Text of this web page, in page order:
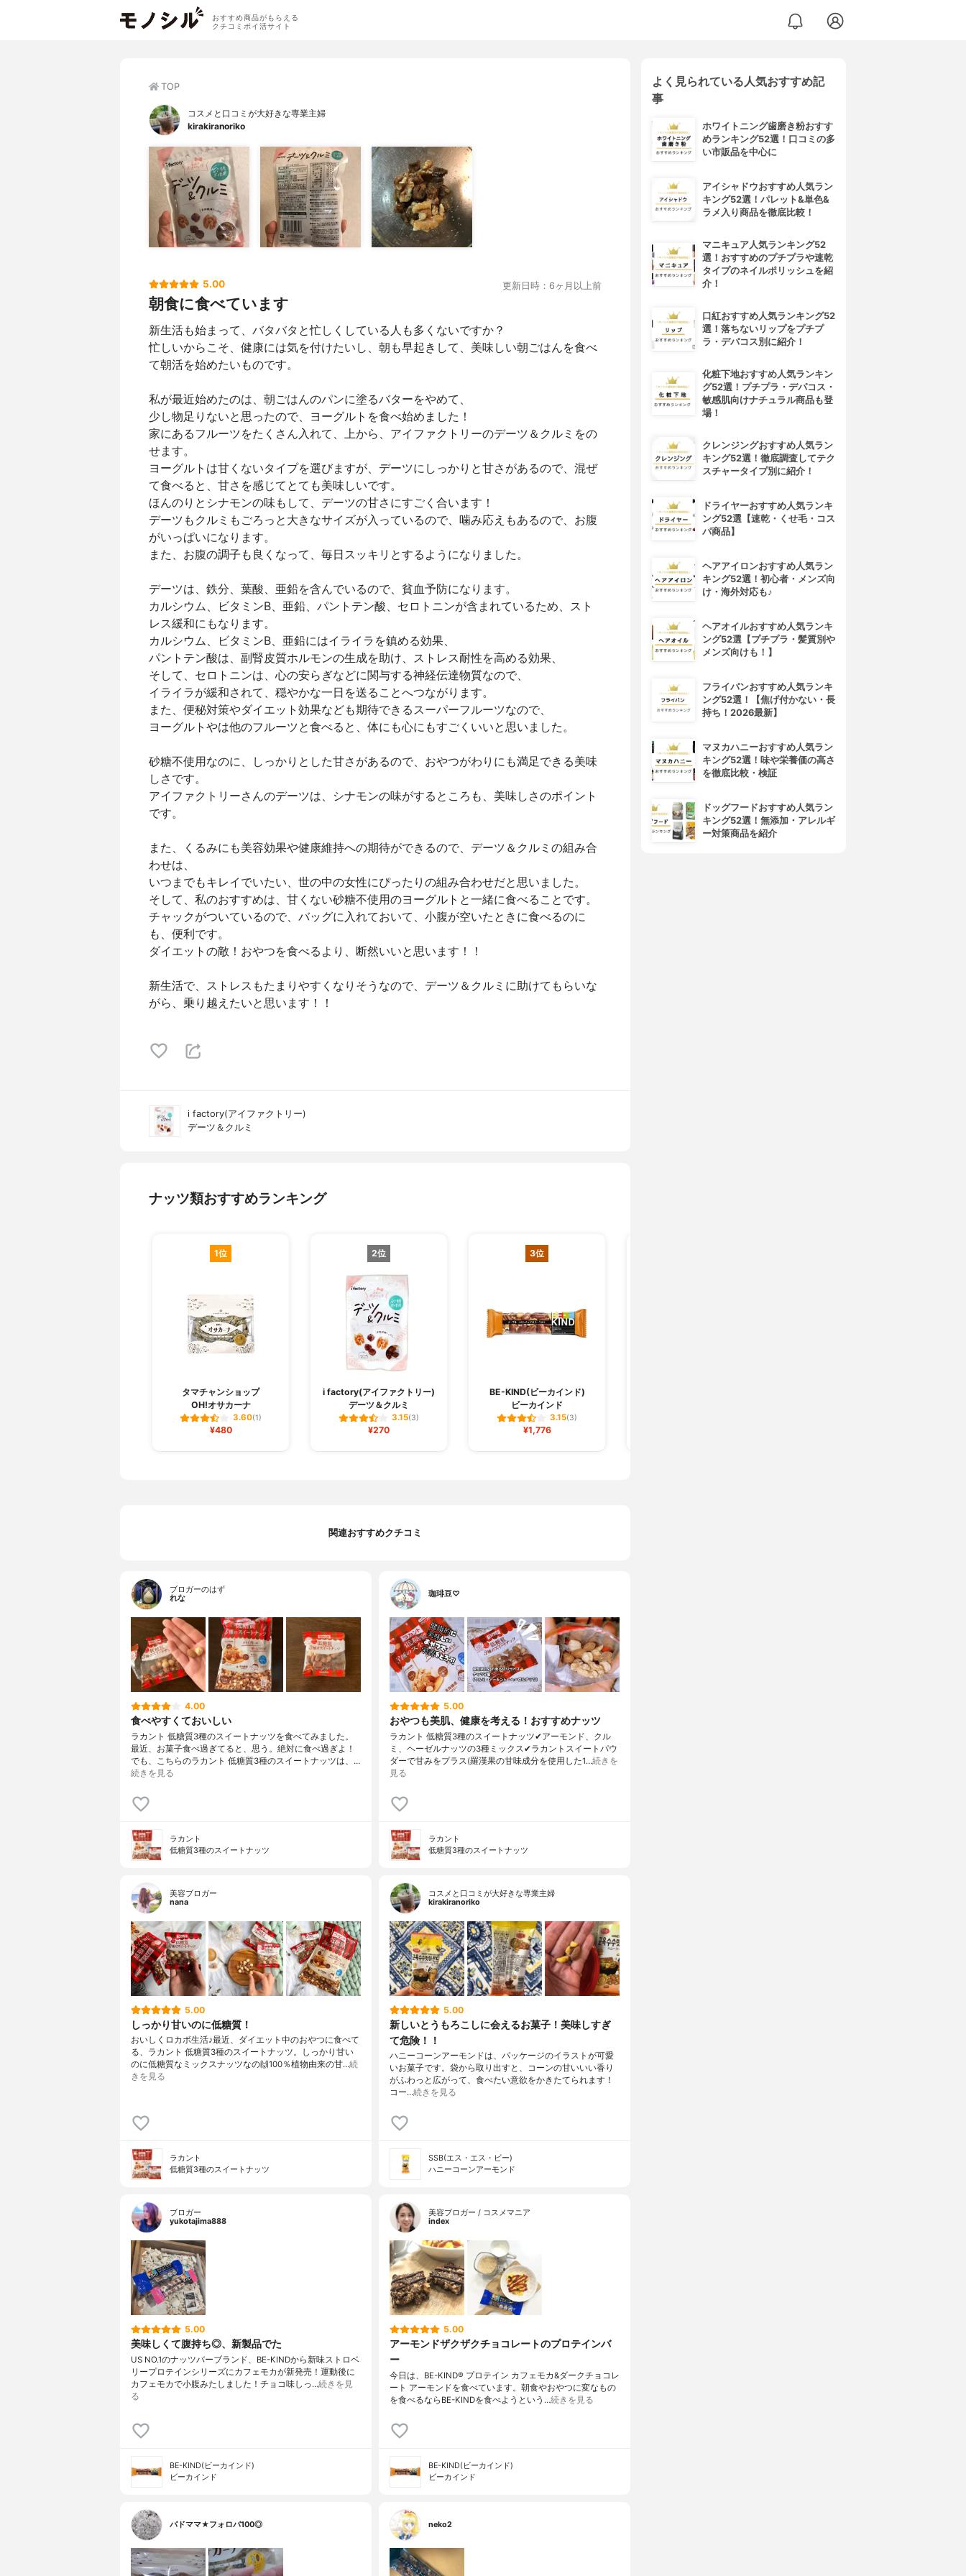
おすすめ商品がもらえる
クチコミポイ活サイト
TOP
コスメと口コミが大好きな専業主婦
kirakiranoriko
5.00 更新日時：6ヶ月以上前
朝食に食べています
新生活も始まって、バタバタと忙しくしている人も多くないですか？
忙しいからこそ、健康には気を付けたいし、朝も早起きして、美味しい朝ごはんを食べ
て朝活を始めたいものです。
私が最近始めたのは、朝ごはんのパンに塗るバターをやめて、
少し物足りないと思ったので、ヨーグルトを食べ始めました！
家にあるフルーツをたくさん入れて、上から、アイファクトリーのデーツ＆クルミをの
せます。
ヨーグルトは甘くないタイプを選びますが、デーツにしっかりと甘さがあるので、混ぜ
て食べると、甘さを感じてとても美味しいです。
ほんのりとシナモンの味もして、デーツの甘さにすごく合います！
デーツもクルミもごろっと大きなサイズが入っているので、噛み応えもあるので、お腹
がいっぱいになります。
また、お腹の調子も良くなって、毎日スッキリとするようになりました。
デーツは、鉄分、葉酸、亜鉛を含んでいるので、貧血予防になります。
カルシウム、ビタミンB、亜鉛、パントテン酸、セロトニンが含まれているため、スト
レス緩和にもなります。
カルシウム、ビタミンB、亜鉛にはイライラを鎮める効果、
パントテン酸は、副腎皮質ホルモンの生成を助け、ストレス耐性を高める効果、
そして、セロトニンは、心の安らぎなどに関与する神経伝達物質なので、
イライラが緩和されて、穏やかな一日を送ることへつながります。
また、便秘対策やダイエット効果なども期待できるスーパーフルーツなので、
ヨーグルトやは他のフルーツと食べると、体にも心にもすごくいいと思いました。
砂糖不使用なのに、しっかりとした甘さがあるので、おやつがわりにも満足できる美味
しさです。
アイファクトリーさんのデーツは、シナモンの味がするところも、美味しさのポイント
です。
また、くるみにも美容効果や健康維持への期待ができるので、デーツ＆クルミの組み合
わせは、
いつまでもキレイでいたい、世の中の女性にぴったりの組み合わせだと思いました。
そして、私のおすすめは、甘くない砂糖不使用のヨーグルトと一緒に食べることです。
チャックがついているので、バッグに入れておいて、小腹が空いたときに食べるのに
も、便利です。
ダイエットの敵！おやつを食べるより、断然いいと思います！！
新生活で、ストレスもたまりやすくなりそうなので、デーツ＆クルミに助けてもらいな
がら、乗り越えたいと思います！！
i factory(アイファクトリー)
デーツ＆クルミ
ナッツ類おすすめランキング
1位
タマチャンショップ
OH!オサカーナ
3.60(1)
¥480
2位
i factory(アイファクトリー)
デーツ＆クルミ
3.15(3)
¥270
3位
BE-KIND(ビーカインド)
ビーカインド
3.15(3)
¥1,776
関連おすすめクチコミ
ブロガーのはず
れな
4.00
食べやすくておいしい
ラカント 低糖質3種のスイートナッツを食べてみました。
最近、お菓子食べ過ぎてると、思う。絶対に食べ過ぎよ！
でも、こちらのラカント 低糖質3種のスイートナッツは、…
続きを見る
ラカント
低糖質3種のスイートナッツ
珈琲豆♡
5.00
おやつも美肌、健康を考える！おすすめナッツ
ラカント 低糖質3種のスイートナッツ✔︎アーモンド、クル
ミ、ヘーゼルナッツの3種ミックス✔︎ラカントスイートパウ
ダーで甘みをプラス(羅漢果の甘味成分を使用した1…続きを
見る
ラカント
低糖質3種のスイートナッツ
美容ブロガー
nana
5.00
しっかり甘いのに低糖質！
おいしくロカボ生活♪最近、ダイエット中のおやつに食べて
る、ラカント 低糖質3種のスイートナッツ。しっかり甘い
のに低糖質なミックスナッツなの🙌100％植物由来の甘…続
きを見る
ラカント
低糖質3種のスイートナッツ
コスメと口コミが大好きな専業主婦
kirakiranoriko
5.00
新しいとうもろこしに会えるお菓子！美味しすぎ
て危険！！
ハニーコーンアーモンドは、パッケージのイラストが可愛
いお菓子です。袋から取り出すと、コーンの甘いいい香り
がふわっと広がって、食べたい意欲をかきたてられます！
コー…続きを見る
SSB(エス・エス・ビー)
ハニーコーンアーモンド
ブロガー
yukotajima888
5.00
美味しくて腹持ち◎、新製品でた
US NO.1のナッツバーブランド、BE-KINDから新味ストロベ
リープロテインシリーズにカフェモカが新発売！運動後に
カフェモカで小腹みたしました！チョコ味しっ…続きを見
る
BE-KIND(ビーカインド)
ビーカインド
美容ブロガー / コスメマニア
index
5.00
アーモンドザクザクチョコレートのプロテインバ
ー
今日は、BE-KIND® プロテイン カフェモカ&ダークチョコレ
ート アーモンドを食べています。朝食やおやつに変なもの
を食べるならBE-KINDを食べようという…続きを見る
BE-KIND(ビーカインド)
ビーカインド
バドママ★フォロバ100◎ neko2
よく見られている人気おすすめ記
事
ホワイトニング歯磨き粉おすす
めランキング52選！口コミの多
い市販品を中心に
アイシャドウおすすめ人気ラン
キング52選！パレット&単色&
ラメ入り商品を徹底比較！
マニキュア人気ランキング52
選！おすすめのプチプラや速乾
タイプのネイルポリッシュを紹
介！
口紅おすすめ人気ランキング52
選！落ちないリップをプチプ
ラ・デパコス別に紹介！
化粧下地おすすめ人気ランキン
グ52選！プチプラ・デパコス・
敏感肌向けナチュラル商品も登
場！
クレンジングおすすめ人気ラン
キング52選！徹底調査してテク
スチャータイプ別に紹介！
ドライヤーおすすめ人気ランキ
ング52選【速乾・くせ毛・コス
パ商品】
ヘアアイロンおすすめ人気ラン
キング52選！初心者・メンズ向
け・海外対応も♪
ヘアオイルおすすめ人気ランキ
ング52選【プチプラ・髪質別や
メンズ向けも！】
フライパンおすすめ人気ランキ
ング52選！【焦げ付かない・長
持ち！2026最新】
マヌカハニーおすすめ人気ラン
キング52選！味や栄養価の高さ
を徹底比較・検証
ドッグフードおすすめ人気ラン
キング52選！無添加・アレルギ
ー対策商品を紹介